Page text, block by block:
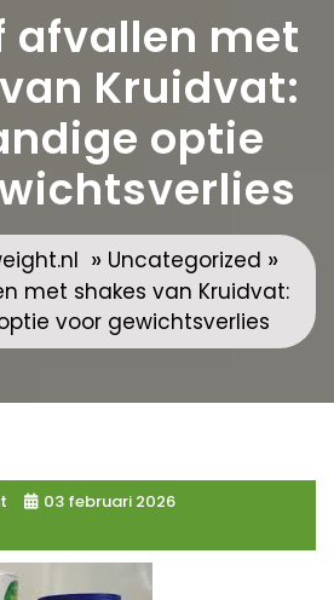
afvallen met
Kruidvat:
optie
» Uncategorized »
met shakes van Kruidvat:
voor gewichtsverlies
03 februari 2026